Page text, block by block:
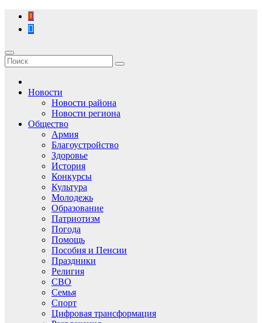
Перейти
содержимому
Новости
Новости района
Новости региона
Общество
Армия
Благоустройство
Здоровье
История
Конкурсы
Культура
Молодежь
Образование
Патриотизм
Погода
Помощь
Пособия и Пенсии
Праздники
Религия
СВО
Семья
Спорт
Цифровая трансформация